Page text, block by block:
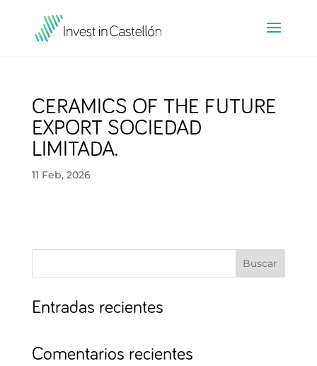
CERAMICS OF THE FUTURE
EXPORT SOCIEDAD
LIMITADA.
11 Feb, 2026
Buscar
Entradas recientes
Comentarios recientes